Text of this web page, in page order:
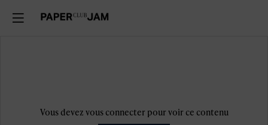
Vous devez vous connecter pour voir ce contenu